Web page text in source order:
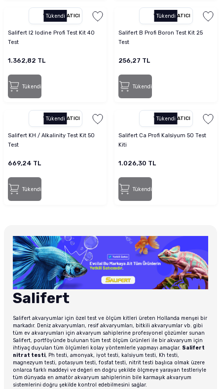
Tükendi
YETKILI SATICI
Salifert I2 Iodine Profi Test Kit 40
Test
1.362,82 TL
Tükendi
Tükendi
YETKILI SATICI
Salifert B Profi Boron Test Kit 25
Test
256,27 TL
Tükendi
Tükendi
YETKILI SATICI
Salifert KH / Alkalinity Test Kit 50
Test
669,24 TL
Tükendi
Tükendi
YETKILI SATICI
Salifert Ca Profi Kalsiyum 50 Test
Kiti
1.026,30 TL
Tükendi
Salifert
Salifert akvaryumlar için özel test ve ölçüm kitleri üreten Hollanda menşei bir
markadır. Deniz akvaryumları, resif akvaryumları, bitkili akvaryumlar vb. gibi
tüm ev akvaryumları için akvaryum sahiplerine profesyonel çözümler sunan
Salifert, portföyünde bulunan tüm test ölçüm ürünleri ile bir akvaryum için
ihtiyaç duyulan tüm ölçümleri kolay yöntemlerle yapmayı amaçlar. Salifert
nitrat testi, Ph testi, amonyak, iyot testi, kalsiyum testi, Kh testi,
magnezyum testi, potasyum testi, fosfat testi, nitrit testi başlıca olmak üzere
onlarca farklı maddeyi ve değeri en doğru şekilde ölçmeye yarayan testleriyle
tüm dünyada en amatör akvaryum sahiplerinin bile karmaşık akvaryum
sistemlerini doğru şekilde kontrol edebilmesini sağlar.